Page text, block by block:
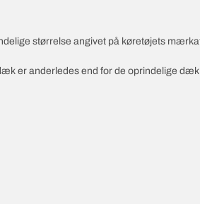
størrelse angivet på køretøjets
er anderledes end for de oprindelige